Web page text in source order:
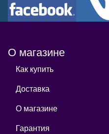
О магазине
Как купить
Доставка
О магазине
Гарантия